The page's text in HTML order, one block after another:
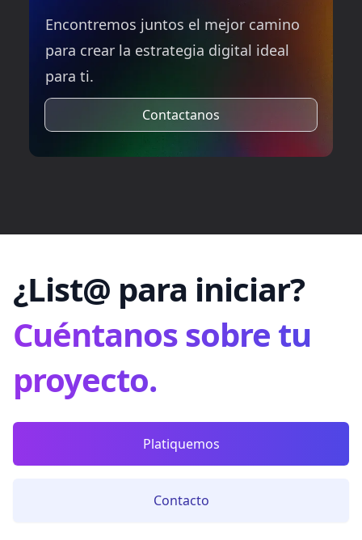
Encontremos juntos el mejor camino
para crear la estrategia digital ideal
para ti.
Contactanos
¿List@ para iniciar?
Cuéntanos sobre tu
proyecto.
Platiquemos
Contacto